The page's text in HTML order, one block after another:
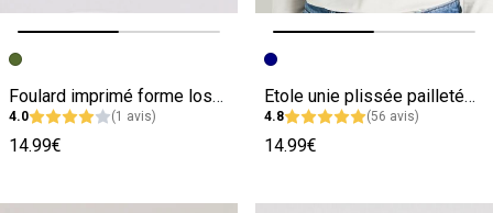
Image précédente
Image suivante
Foulard imprimé forme losange femme
4.0 (1 avis)
14.99€
Image précédente
Image suivante
Etole unie plissée pailletée femme
4.8 (56 avis)
14.99€